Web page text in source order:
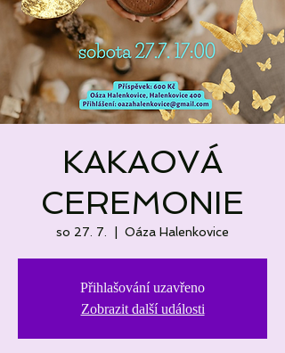
KAKAOVÁ
CEREMONIE
so 27. 7. Oáza Halenkovice
Přihlašování uzavřeno
Zobrazit další události